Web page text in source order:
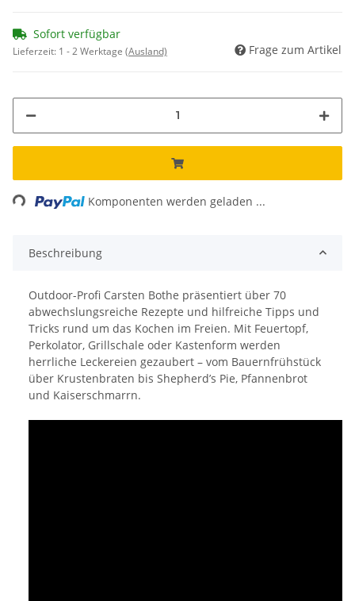
Sofort verfügbar
Lieferzeit: 1 - 2 Werktage (Ausland) Frage zum Artikel
Komponenten werden geladen ...
Beschreibung
Outdoor-Profi Carsten Bothe präsentiert über 70
abwechslungsreiche Rezepte und hilfreiche Tipps und
Tricks rund um das Kochen im Freien. Mit Feuertopf,
Perkolator, Grillschale oder Kastenform werden
herrliche Leckereien gezaubert – vom Bauernfrühstück
über Krustenbraten bis Shepherd’s Pie, Pfannenbrot
und Kaiserschmarrn.